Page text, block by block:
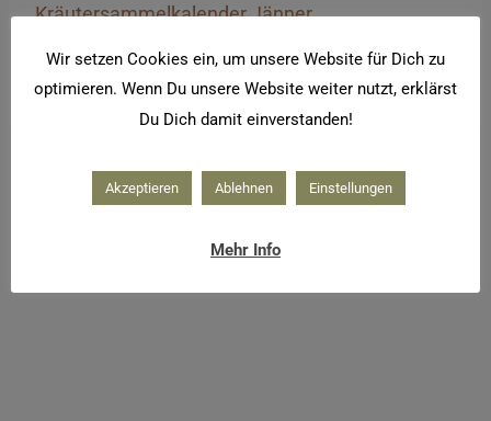
Kräutersammelkalender Jänner
Kräutersammelkalender Jänner
Wir setzen Cookies ein, um unsere Website für Dich zu
optimieren. Wenn Du unsere Website weiter nutzt, erklärst
Du Dich damit einverstanden!
Akzeptieren Ablehnen Einstellungen
Mehr Info